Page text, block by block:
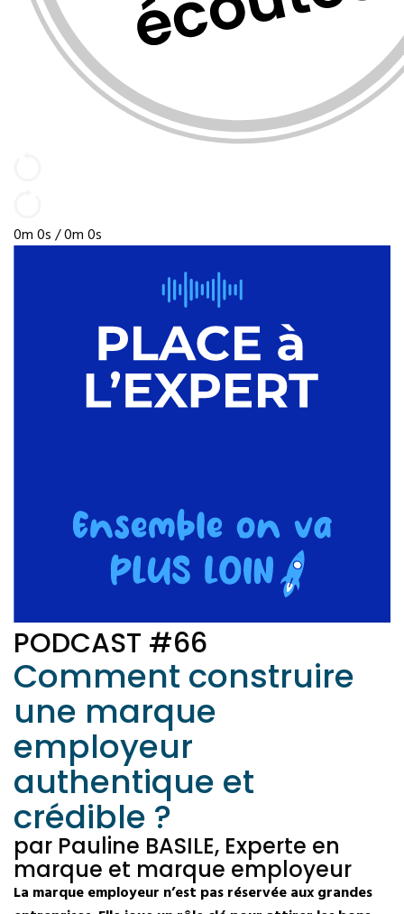
0m 0s /0m 0s
PODCAST #66
Comment construire
une marque
employeur
authentique et
crédible ?
par Pauline BASILE, Experte en
marque et marque employeur
La marque employeur n’est pas réservée aux grandes